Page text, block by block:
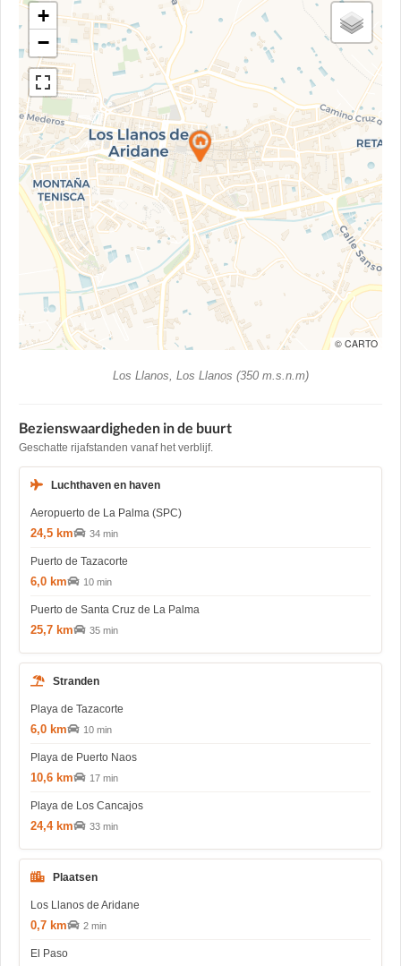
+
−
© CARTO
Los Llanos, Los Llanos (350 m.s.n.m)
Bezienswaardigheden in de buurt
Geschatte rijafstanden vanaf het verblijf.
Luchthaven en haven
Aeropuerto de La Palma (SPC)
24,5 km 34 min
Puerto de Tazacorte
6,0 km 10 min
Puerto de Santa Cruz de La Palma
25,7 km 35 min
Stranden
Playa de Tazacorte
6,0 km 10 min
Playa de Puerto Naos
10,6 km 17 min
Playa de Los Cancajos
24,4 km 33 min
Plaatsen
Los Llanos de Aridane
0,7 km 2 min
El Paso